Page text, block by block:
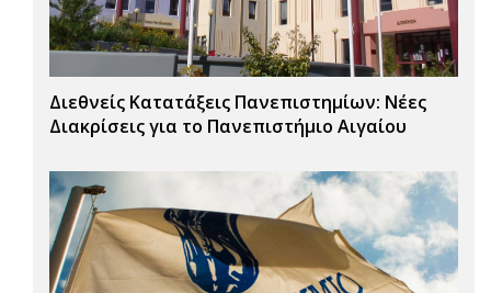
Διεθνείς Κατατάξεις Πανεπιστημίων: Νέες
Διακρίσεις για το Πανεπιστήμιο Αιγαίου